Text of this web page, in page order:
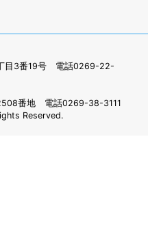
目3番19号 電話0269-22-
番地 電話0269-38-3111
Reserved.